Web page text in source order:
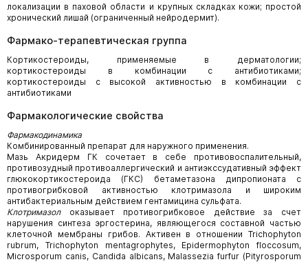
локализации в паховой области и крупных складках кожи; простой
хронический лишай (ограниченный нейродермит).
Фармако-терапевтическая группа
Кортикостероиды, применяемые в дерматологии;
кортикостероиды в комбинации с антибиотиками;
кортикостероиды с высокой активностью в комбинации с
антибиотиками
Фармакологические свойства
Фармакодинамика
Комбинированный препарат для наружного применения.
Мазь Акридерм ГК сочетает в себе противовоспалительный,
противозудный противоаллергический и антиэкссудативный эффект
глюкокортикостероида (ГКС) бетаметазона дипропионата с
противогрибковой активностью клотримазола и широким
антибактериальным действием гентамицина сульфата.
Клотримазолоказывает противогрибковое действие за счет
нарушения синтеза эргостерина, являющегося составной частью
клеточной мембраны грибов. Активен в отношении Trichophyton
rubrum, Trichophyton mentagrophytes, Epidermophyton floccosum,
Microsporum canis, Candida albicans, Malassezia furfur (Pityrosporum